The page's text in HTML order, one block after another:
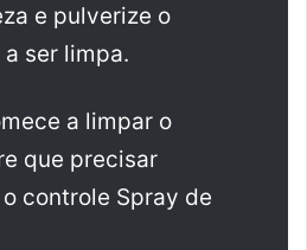
e pulverize o
ser limpa.
a limpar o
que precisar
controle Spray de